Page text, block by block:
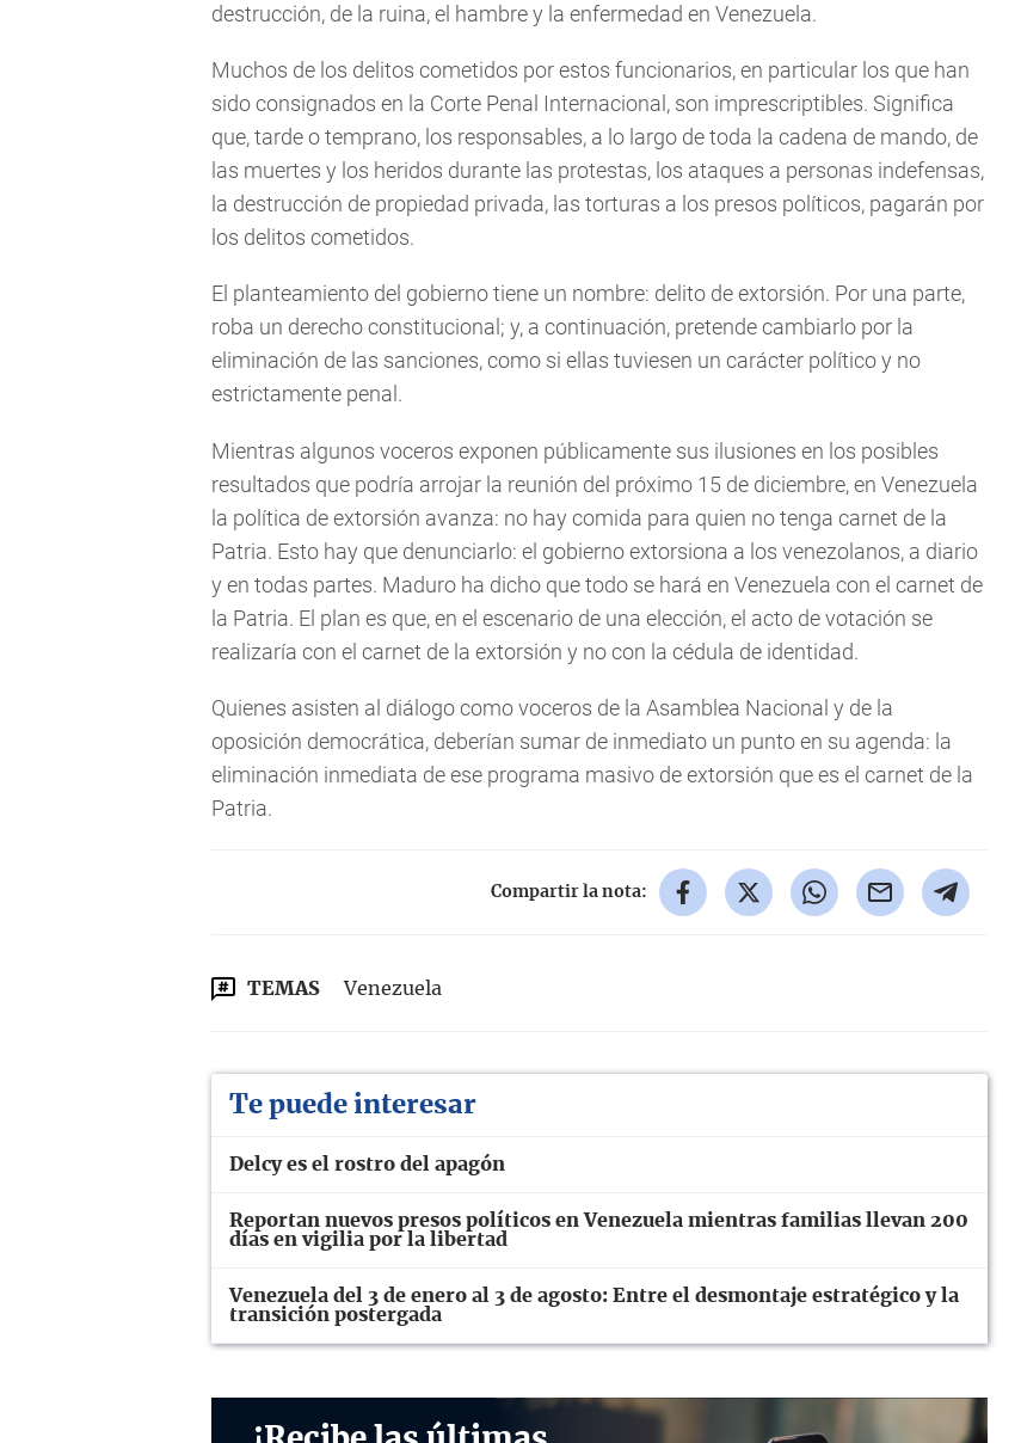
destrucción, de la ruina, el hambre y la enfermedad en Venezuela.
Muchos de los delitos cometidos por estos funcionarios, en particular los que han
sido consignados en la Corte Penal Internacional, son imprescriptibles. Significa
que, tarde o temprano, los responsables, a lo largo de toda la cadena de mando, de
las muertes y los heridos durante las protestas, los ataques a personas indefensas,
la destrucción de propiedad privada, las torturas a los presos políticos, pagarán por
los delitos cometidos.
El planteamiento del gobierno tiene un nombre: delito de extorsión. Por una parte,
roba un derecho constitucional; y, a continuación, pretende cambiarlo por la
eliminación de las sanciones, como si ellas tuviesen un carácter político y no
estrictamente penal.
Mientras algunos voceros exponen públicamente sus ilusiones en los posibles
resultados que podría arrojar la reunión del próximo 15 de diciembre, en Venezuela
la política de extorsión avanza: no hay comida para quien no tenga carnet de la
Patria. Esto hay que denunciarlo: el gobierno extorsiona a los venezolanos, a diario
y en todas partes. Maduro ha dicho que todo se hará en Venezuela con el carnet de
la Patria. El plan es que, en el escenario de una elección, el acto de votación se
realizaría con el carnet de la extorsión y no con la cédula de identidad.
Quienes asisten al diálogo como voceros de la Asamblea Nacional y de la
oposición democrática, deberían sumar de inmediato un punto en su agenda: la
eliminación inmediata de ese programa masivo de extorsión que es el carnet de la
Patria.
Compartir la nota:
TEMAS Venezuela
Te puede interesar
Delcy es el rostro del apagón
Reportan nuevos presos políticos en Venezuela mientras familias llevan 200
días en vigilia por la libertad
Venezuela del 3 de enero al 3 de agosto: Entre el desmontaje estratégico y la
transición postergada